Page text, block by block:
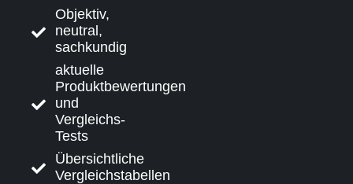
Objektiv,
neutral,
sachkundig
aktuelle
Produktbewertungen
und
Vergleichs-
Tests
Übersichtliche
Vergleichstabellen